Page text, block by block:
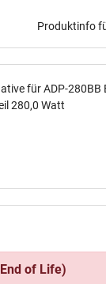
Produktinfo
für ADP-280BB
280,0 Watt
of Life)